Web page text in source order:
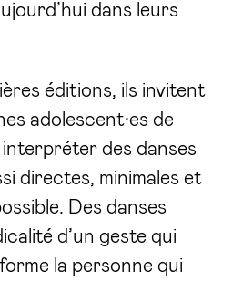
dans leurs
éditions, ils invitent
adolescent·es de
des danses
directes, minimales et
Des danses
d’un geste qui
la personne qui